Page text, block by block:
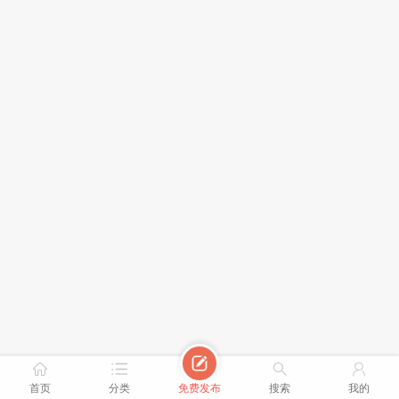

首页

分类

免费发布

搜索

我的